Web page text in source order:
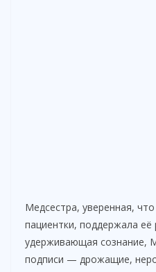
Медсестра, уверенная,
пациентки, поддержала её
удерживающая сознание,
подписи — дрожащие,